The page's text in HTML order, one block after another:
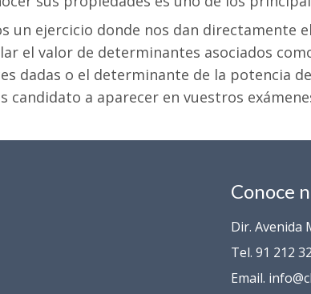
un ejercicio donde nos dan directamente
el valor de determinantes asociados
dadas o el determinante de la potencia
a aparecer en vuestros
Conoce
Dir. Avenida
Tel. 91 212
Email.